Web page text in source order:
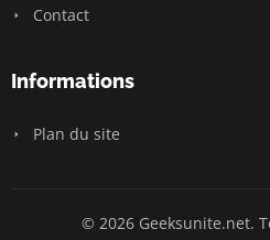
Contact
Informations
Plan du site
© 2026 Geeksunite.net.